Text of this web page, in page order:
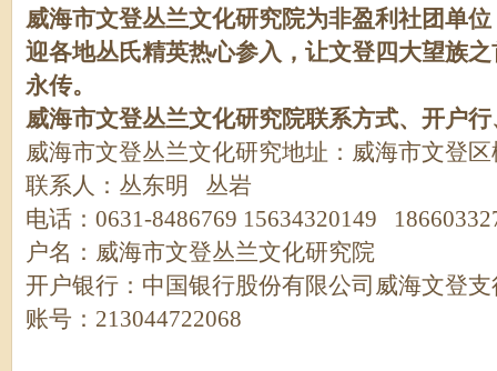
威海市文登丛兰文化研究院为非盈利社团单
迎各地丛氏精英热心参入，让文登四大望族
永传。
威海市文登丛兰文化研究院联系方式、开户
威海市文登丛兰文化研究地址：威海市文登
联系人：丛东明 丛岩
电话：0631-8486769 15634320149
户名：威海市文登丛兰文化研究院
开户银行：中国银行股份有限公司威海文登支
账号：213044722068